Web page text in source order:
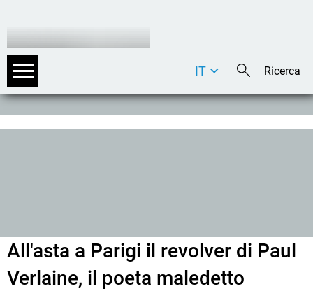
DE
IT
All'asta a Parigi il revolver di Paul
Verlaine, il poeta maledetto